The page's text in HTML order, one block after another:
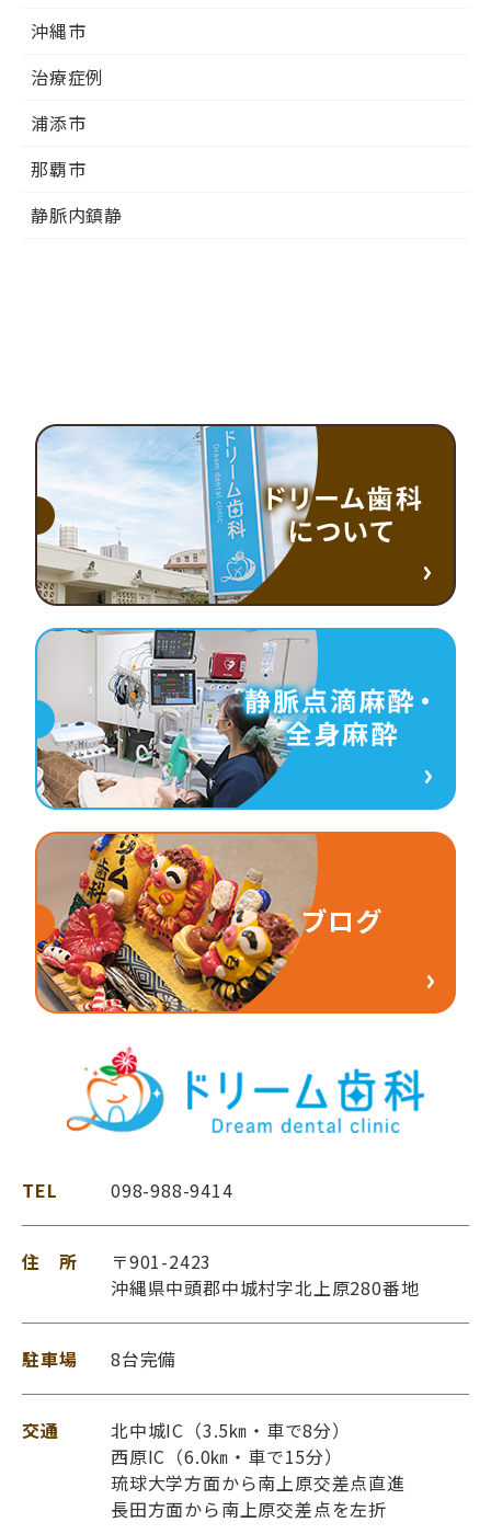
沖縄市
治療症例
浦添市
那覇市
静脈内鎮静
TEL 098-988-9414
住 所
〒901-2423
沖縄県中頭郡中城村字北上原280番地
駐車場 8台完備
交通
北中城IC（3.5㎞・車で8分）
西原IC（6.0㎞・車で15分）
琉球大学方面から南上原交差点直進
長田方面から南上原交差点を左折